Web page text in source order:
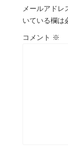
メールアドレ
いている欄は
コメント ※